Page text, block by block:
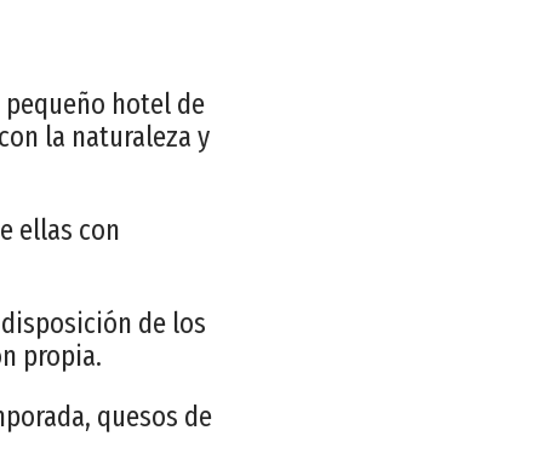
pequeño hotel de
la naturaleza y
ellas con
de los
propia.
quesos de